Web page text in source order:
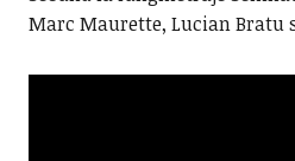
Marc Maurette, Lucian Bratu